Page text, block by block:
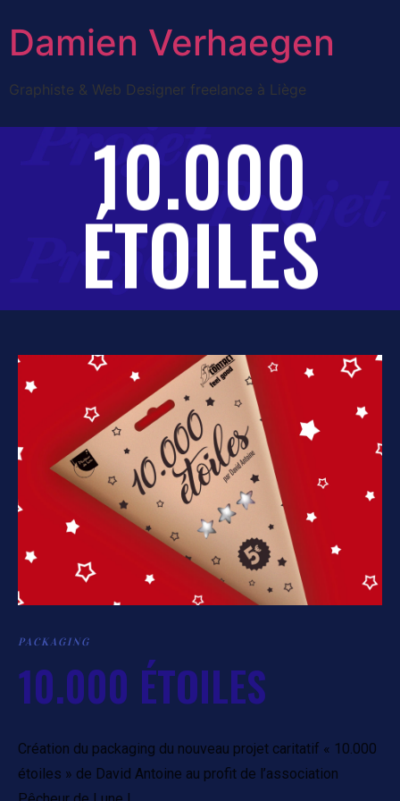
Damien Verhaegen
Graphiste & Web Designer freelance à Liège
10.000
ÉTOILES
PACKAGING
10.000 ÉTOILES
Création du packaging du nouveau projet caritatif « 10.000
étoiles » de David Antoine au profit de l’association